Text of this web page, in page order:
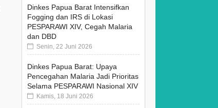
Dinkes Papua Barat Intensifkan
Fogging dan IRS di Lokasi
PESPARAWI XIV, Cegah Malaria
dan DBD
Senin, 22 Juni 2026
Dinkes Papua Barat: Upaya
Pencegahan Malaria Jadi Prioritas
Selama PESPARAWI Nasional XIV
Kamis, 18 Juni 2026